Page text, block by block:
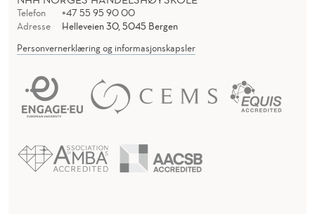
Telefon
+47 55 95 90 00
Adresse
Helleveien 30, 5045 Bergen
Personvernerklæring og informasjonskapsler